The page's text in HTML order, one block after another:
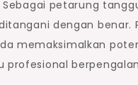
petarung
dengan
memaksimalkan
profesional